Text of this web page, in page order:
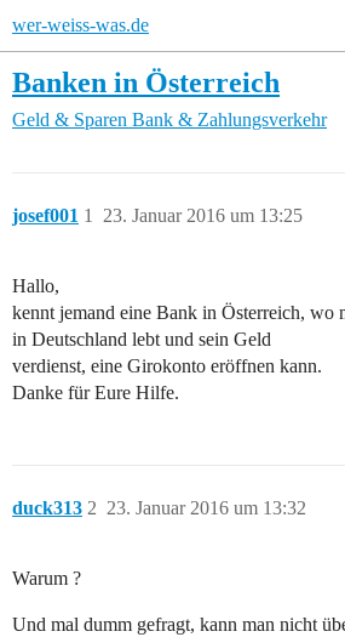
wer-weiss-was.de
Banken in Österreich
Geld & Sparen Bank & Zahlungsverkehr
josef001 23. Januar 2016 um 13:25
1
Hallo,
kennt jemand eine Bank in Österreich, wo
in Deutschland lebt und sein Geld
verdienst, eine Girokonto eröffnen kann.
Danke für Eure Hilfe.
duck313 23. Januar 2016 um 13:32
2
Warum ?
Und mal dumm gefragt, kann man nicht